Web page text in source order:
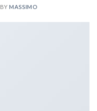
BY MASSIMO